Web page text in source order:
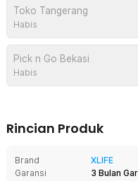
Toko Tangerang
Habis
Pick n Go Bekasi
Habis
Rincian Produk
Brand
XLIFE
Garansi
3 Bulan